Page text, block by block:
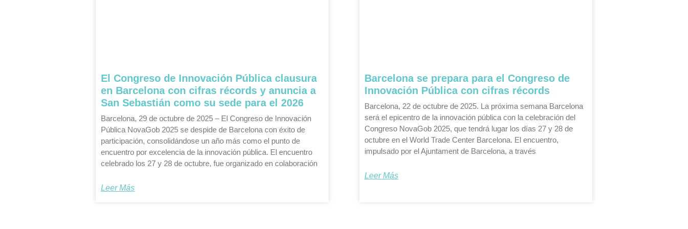
El Congreso de Innovación Pública clausura
en Barcelona con cifras récords y anuncia a
San Sebastián como su sede para el 2026
Barcelona, 29 de octubre de 2025 – El Congreso de Innovación
Pública NovaGob 2025 se despide de Barcelona con éxito de
participación, consolidándose un año más como el punto de
encuentro por excelencia de la innovación pública. El encuentro
celebrado los 27 y 28 de octubre, fue organizado en colaboración
Leer Más
Barcelona se prepara para el Congreso de
Innovación Pública con cifras récords
Barcelona, 22 de octubre de 2025. La próxima semana Barcelona
será el epicentro de la innovación pública con la celebración del
Congreso NovaGob 2025, que tendrá lugar los días 27 y 28 de
octubre en el World Trade Center Barcelona. El encuentro,
impulsado por el Ajuntament de Barcelona, a través
Leer Más